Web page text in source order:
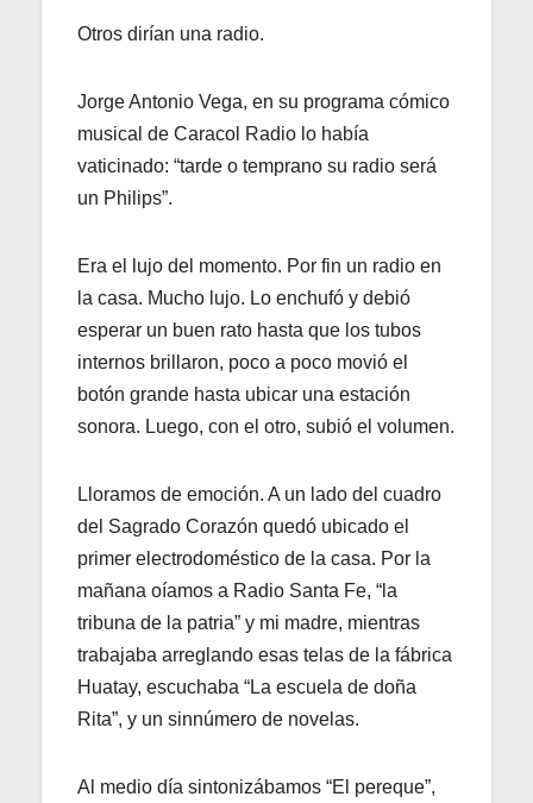
Otros dirían una radio.
Jorge Antonio Vega, en su programa cómico
musical de Caracol Radio lo había
vaticinado: “tarde o temprano su radio será
un Philips”.
Era el lujo del momento. Por fin un radio en
la casa. Mucho lujo. Lo enchufó y debió
esperar un buen rato hasta que los tubos
internos brillaron, poco a poco movió el
botón grande hasta ubicar una estación
sonora. Luego, con el otro, subió el volumen.
Lloramos de emoción. A un lado del cuadro
del Sagrado Corazón quedó ubicado el
primer electrodoméstico de la casa. Por la
mañana oíamos a Radio Santa Fe, “la
tribuna de la patria” y mi madre, mientras
trabajaba arreglando esas telas de la fábrica
Huatay, escuchaba “La escuela de doña
Rita”, y un sinnúmero de novelas.
Al medio día sintonizábamos “El pereque”,